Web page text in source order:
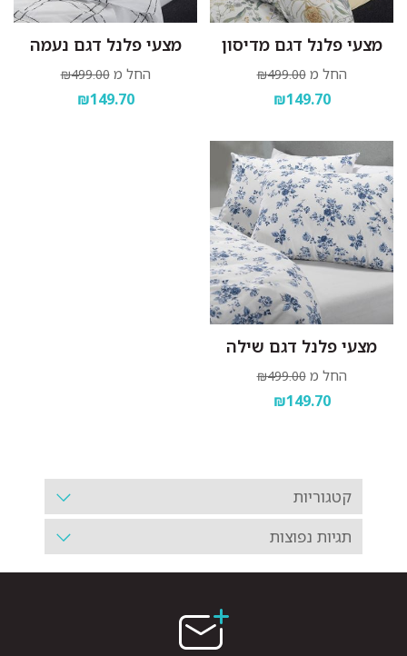
מצעי פלנל דגם מדיסון
החל מ ₪499.00
₪149.70
מצעי פלנל דגם נעמה
החל מ ₪499.00
₪149.70
מצעי פלנל דגם שילה
החל מ ₪499.00
₪149.70
קטגוריות
תגיות נפוצות